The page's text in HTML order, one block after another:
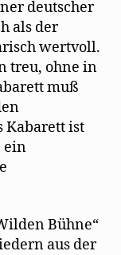
deutscher
als der
wertvoll.
treu, ohne in
muß
Kabarett ist
ein
Bühne“
aus der